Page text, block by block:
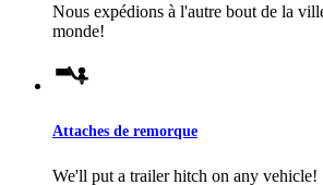
Nous expédions à l'autre bout de la
monde!
Attaches de remorque
We'll put a trailer hitch on any vehicle!